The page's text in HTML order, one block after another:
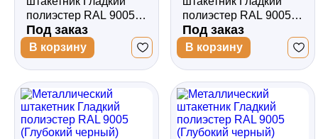
полиэстер RAL 9005
(Глубокий черный)
2000*118*0,5
односторонний
Полукруглый
квадратный
завальцованный
Под заказ
В корзину
полиэстер RAL 9005
(Глубокий черный)
2500*118*0,5
односторонний
Полукруглый
квадратный
завальцованный
Под заказ
В корзину